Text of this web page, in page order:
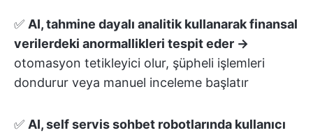
✅ AI, tahmine dayalı analitik kullanarak finansal
verilerdeki anormallikleri tespit eder →
otomasyon tetikleyici olur, şüpheli işlemleri
dondurur veya manuel inceleme başlatır
✅ AI, self servis sohbet robotlarında kullanıcı